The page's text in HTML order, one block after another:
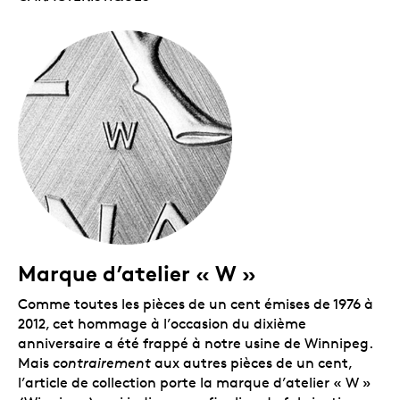
Marque d’atelier « W »
Comme toutes les pièces de un cent émises de 1976 à
2012, cet hommage à l’occasion du dixième
anniversaire a été frappé à notre usine de Winnipeg.
Mais contrairement aux autres pièces de un cent,
l’article de collection porte la marque d’atelier « W »